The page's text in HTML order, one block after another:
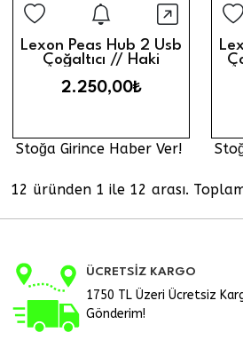
Stoğa
Hızlı
Lexon Peas Hub 2 Usb
Çoğaltıcı // Haki
2.250,00₺
Stoğa Girince Haber Ver!
12 üründen 1 ile 12 arası.
ÜCRETSİZ KARGO
1750 TL Üzeri Ücretsiz
Gönderim!